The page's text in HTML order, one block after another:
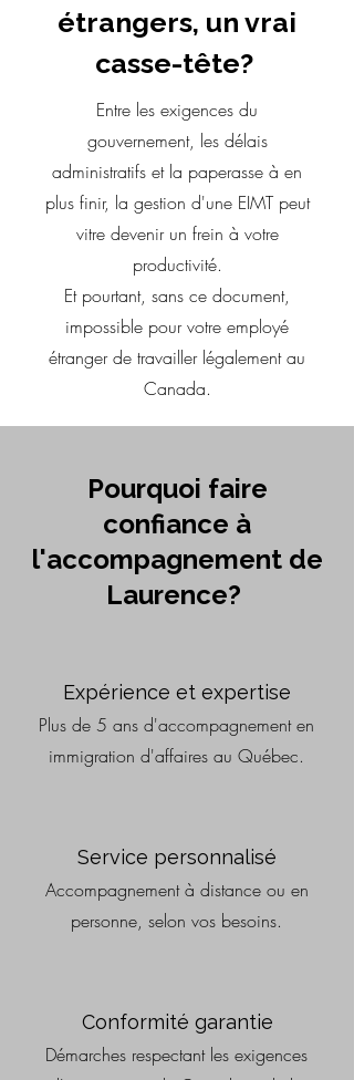
étrangers, un vrai
casse-tête?
Entre les exigences du
gouvernement, les délais
administratifs et la paperasse à en
plus finir, la gestion d'une EIMT peut
vitre devenir un frein à votre
productivité.
Et pourtant, sans ce document,
impossible pour votre employé
étranger de travailler légalement au
Canada.
Pourquoi faire
confiance à
l'accompagnement de
Laurence?
Expérience et expertise
Plus de 5 ans d'accompagnement en
immigration d'affaires au Québec.
Service personnalisé
Accompagnement à distance ou en
personne, selon vos besoins.
Conformité garantie
Démarches respectant les exigences